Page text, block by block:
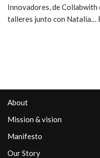
Innovadores, de Collabwith
talleres junto con Natalia…
About
Mission & vision
Manifesto
Our Story